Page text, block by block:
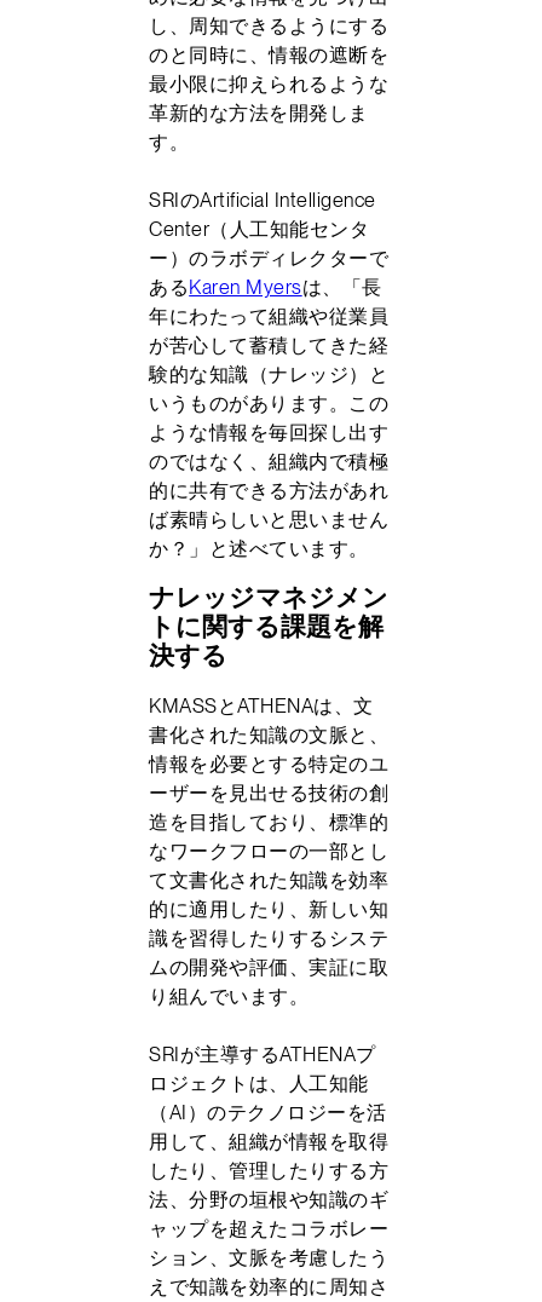
し、周知できるようにする
のと同時に、情報の遮断を
最小限に抑えられるような
革新的な方法を開発しま
す。
SRIのArtificial Intelligence
Center（人工知能センタ
ー）のラボディレクターで
あるKaren Myersは、「長
年にわたって組織や従業員
が苦心して蓄積してきた経
験的な知識（ナレッジ）と
いうものがあります。この
ような情報を毎回探し出す
のではなく、組織内で積極
的に共有できる方法があれ
ば素晴らしいと思いません
か？」と述べています。
ナレッジマネジメン
トに関する課題を解
決する
KMASSとATHENAは、文
書化された知識の文脈と、
情報を必要とする特定のユ
ーザーを見出せる技術の創
造を目指しており、標準的
なワークフローの一部とし
て文書化された知識を効率
的に適用したり、新しい知
識を習得したりするシステ
ムの開発や評価、実証に取
り組んでいます。
SRIが主導するATHENAプ
ロジェクトは、人工知能
（AI）のテクノロジーを活
用して、組織が情報を取得
したり、管理したりする方
法、分野の垣根や知識のギ
ャップを超えたコラボレー
ション、文脈を考慮したう
えで知識を効率的に周知さ